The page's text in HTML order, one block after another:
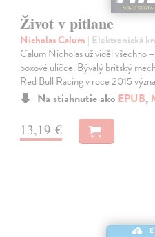
Život v pitlane
Nicholas Calum | Elektronická
Calum Nicholas už viděl všechno
boxové uličce. Bývalý britský
Red Bull Racing v roce 2015
Na stiahnutie ako EPUB,
13,19 €